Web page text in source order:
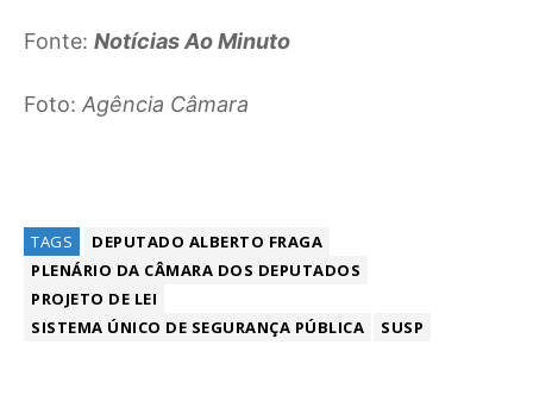
Fonte: Notícias Ao Minuto
Foto: Agência Câmara
TAGS
DEPUTADO ALBERTO FRAGA
PLENÁRIO DA CÂMARA DOS DEPUTADOS
PROJETO DE LEI
SISTEMA ÚNICO DE SEGURANÇA PÚBLICA
SUSP